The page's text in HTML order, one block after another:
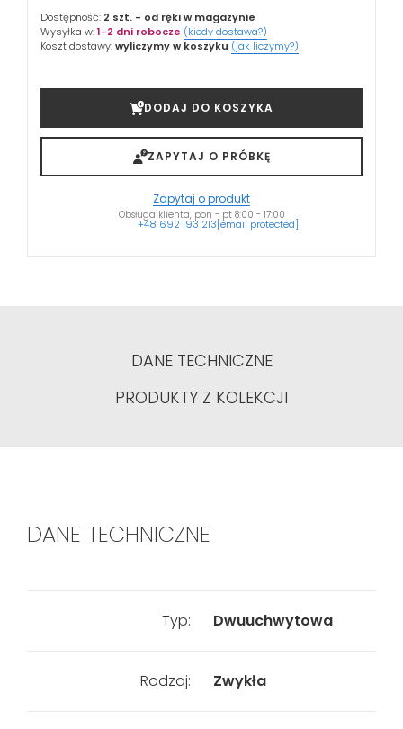
Dostępność: 2 szt. - od ręki w magazynie
Wysyłka w:1-2 dni robocze (kiedy dostawa?)
Koszt dostawy:wyliczymy w koszyku (jak liczymy?)
DODAJ DO KOSZYKA
ZAPYTAJ O PRÓBKĘ
Zapytaj o produkt
Obsługa klienta, pon - pt 8:00 - 17:00
+48 692 193 213[email protected]
DANE TECHNICZNE
PRODUKTY Z KOLEKCJI
DANE TECHNICZNE
Typ: Dwuuchwytowa
Rodzaj: Zwykła